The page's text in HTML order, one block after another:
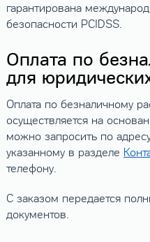
гарантирована
безопасности PCIDSS.
Оплата по
для
Оплата по безналичному
осуществляется на
можно запросить по
указанному в разделе
телефону.
С заказом передается
документов.